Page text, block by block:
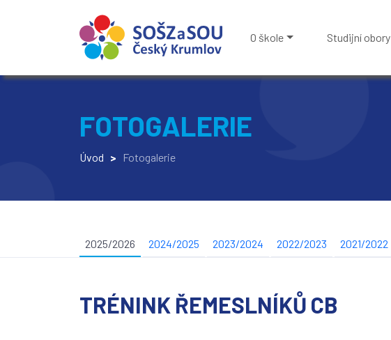
O škole Studijní obory
FOTOGALERIE
Úvod > Fotogalerie
2025/2026 2024/2025 2023/2024 2022/2023 2021/2022
TRÉNINK ŘEMESLNÍKŮ CB